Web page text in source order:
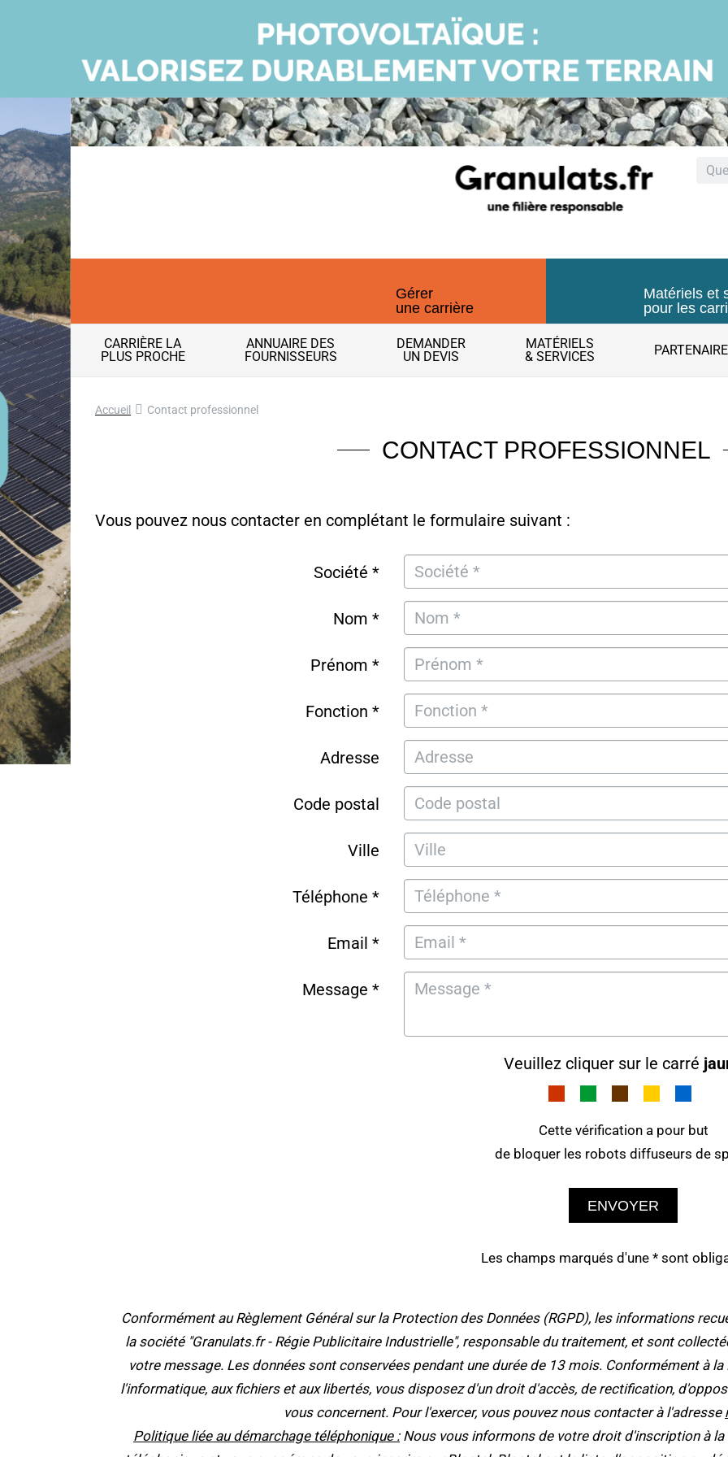
Gérer
une carrière
Matériels et
pour les
CARRIÈRE LA
PLUS PROCHE
ANNUAIRE DES
FOURNISSEURS
DEMANDER
UN DEVIS
MATÉRIELS
& SERVICES
Accueil Contact professionnel
CONTACT PROFESSIONNEL
Vous pouvez nous contacter en complétant le formulaire suivant :
Société *
Nom *
Prénom *
Fonction *
Adresse
Code postal
Ville
Téléphone *
Email *
Message *
Veuillez cliquer sur le carré
Cette vérification a pour but
de bloquer les robots diffuseurs de
ENVOYER
Les champs marqués d'une * sont
Conformément au Règlement Général sur la Protection des Données (RGPD), les informations
la société "Granulats.fr - Régie Publicitaire Industrielle", responsable du traitement, et sont
votre message. Les données sont conservées pendant une durée de 13 mois. Conformément à
l'informatique, aux fichiers et aux libertés, vous disposez d'un droit d'accès, de rectification,
vous concernent. Pour l'exercer, vous pouvez nous contacter à l'adresse
Politique liée au démarchage téléphonique :Nous vous informons de votre droit d'inscription à